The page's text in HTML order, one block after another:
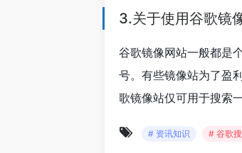
3.关于使用谷歌镜
谷歌镜像网站一般都是
号。有些镜像站为了盈
歌镜像站仅可用于搜索
# 资讯知识 # 谷歌